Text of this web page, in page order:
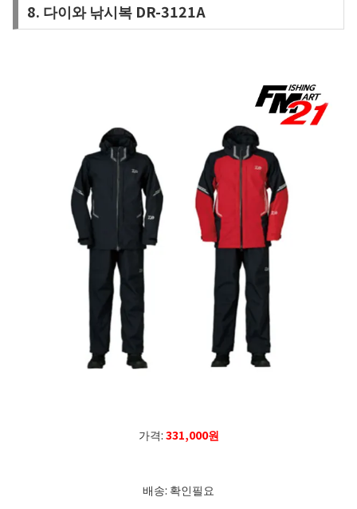
8. 다이와 낚시복 DR-3121A
가격:331,000원
배송: 확인필요